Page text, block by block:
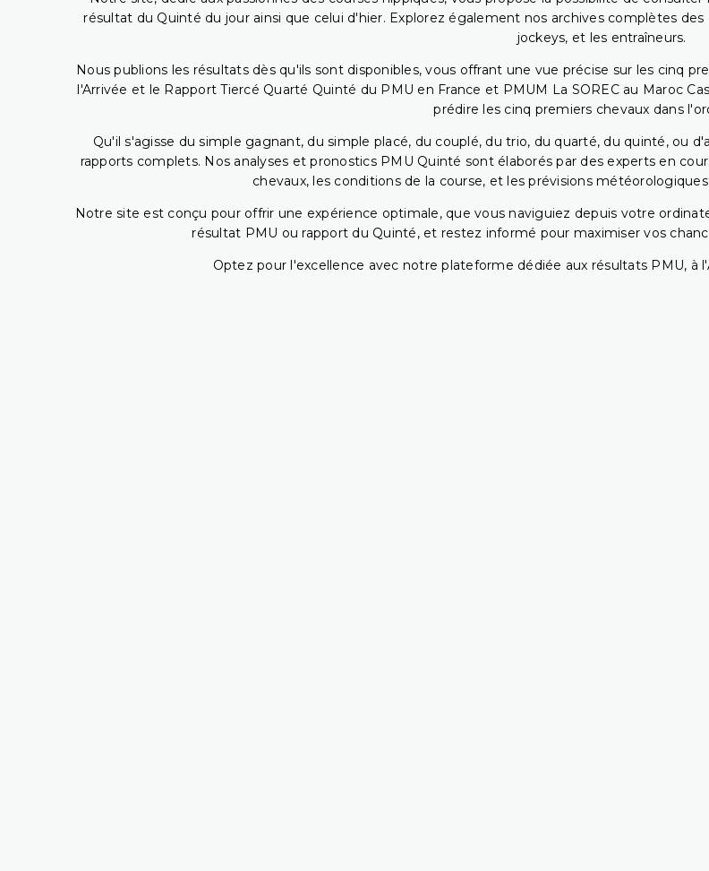
résultat du Quinté du jour ainsi que celui d'hier. Explorez également nos archives complètes
jockeys, et les entraîneurs.
Nous publions les résultats dès qu'ils sont disponibles, vous offrant une vue précise sur les cinq
l'Arrivée et le Rapport Tiercé Quarté Quinté du PMU en France et PMUM La SOREC au Maroc
prédire les cinq premiers chevaux dans
Qu'il s'agisse du simple gagnant, du simple placé, du couplé, du trio, du quarté, du quinté, ou
rapports complets. Nos analyses et pronostics PMU Quinté sont élaborés par des experts en
chevaux, les conditions de la course, et les prévisions
Notre site est conçu pour offrir une expérience optimale, que vous naviguiez depuis votre
résultat PMU ou rapport du Quinté, et restez informé pour maximiser vos
Optez pour l'excellence avec notre plateforme dédiée aux résultats PMU, à